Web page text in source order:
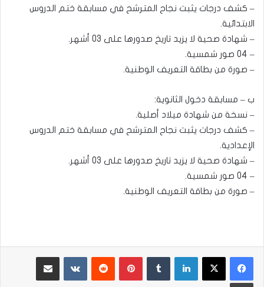
– كشف درجات يثبت نجاح المترشح في مسابقة ختم الدروس
الابتدائية.
– شهادة صحية لا يزيد تاريخ صدورها على 03 أشهر.
– 04 صور شمسية.
– صورة من بطاقة التعريف الوطنية.
ب – مسابقة دخول الثانوية:
– نسخة من شهادة ميلاد أصلية.
– كشف درجات يثبت نجاح المترشح في مسابقة ختم الدروس
الإعدادية.
– شهادة صحية لا يزيد تاريخ صدورها على 03 أشهر.
– 04 صور شمسية.
– صورة من بطاقة التعريف الوطنية.
لينكدإن بينتيريست مشاركة عبر البريد
طباعة